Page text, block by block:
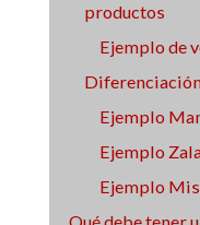
productos
Ejemplo de
Ejemplo
Ejemplo
Ejemplo